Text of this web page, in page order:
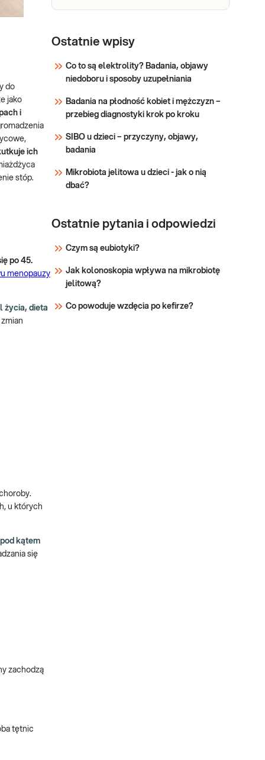
do
jako
i
ich
stóp.
po 45.
menopauzy
życia, dieta
u których
kątem
się
zachodzą
tętnic
(CHOL,
HDL, LDL,
TG)
Lipidogram (CHOL, HDL, nie-
ilościowe badanie frakcji
cholesterolu i
&bdquo;Badanie
cholesterolu&rdquo;.
Badanie cholesterolu
oraz w ocenie ryzyka miaż
Sprawdź
Ostatnie wpisy
Co to są elektrolity? Badania, objawy
niedoboru i sposoby uzupełniania
Badania na płodność kobiet i mężczyzn –
przebieg diagnostyki krok po kroku
SIBO u dzieci – przyczyny, objawy,
badania
Mikrobiota jelitowa u dzieci - jak o nią
dbać?
Ostatnie pytania i odpowiedzi
Czym są eubiotyki?
Jak kolonoskopia wpływa na mikrobiotę
jelitową?
Co powoduje wzdęcia po kefirze?